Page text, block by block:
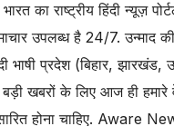
का राष्ट्रीय हिंदी न्यूज़
उपलब्ध है 24/7. उन्माद
भाषी प्रदेश (बिहार,
बड़ी खबरों के लिए आज ही
होना चाहिए. Aware